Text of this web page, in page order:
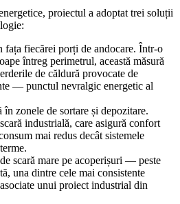
proiectul a adoptat trei soluții
fața fiecărei porți de andocare. Într-o
întreg perimetrul, această măsură
de căldură provocate de
— punctul nevralgic energetic al
zonele de sortare și depozitare.
industrială, care asigură confort
mai redus decât sistemele
scară mare pe acoperișuri — peste
una dintre cele mai consistente
unui proiect industrial din